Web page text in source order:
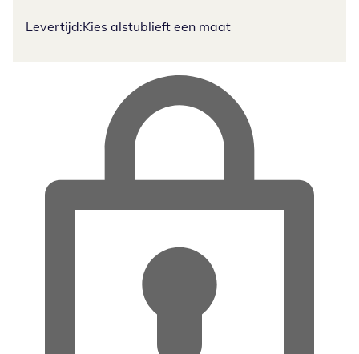
Levertijd:Kies alstublieft een maat